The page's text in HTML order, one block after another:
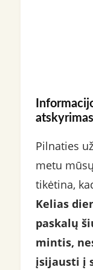
Pilnaties
metu
tikėtina,
Kelias
paskalų
mintis,
įsijausti į